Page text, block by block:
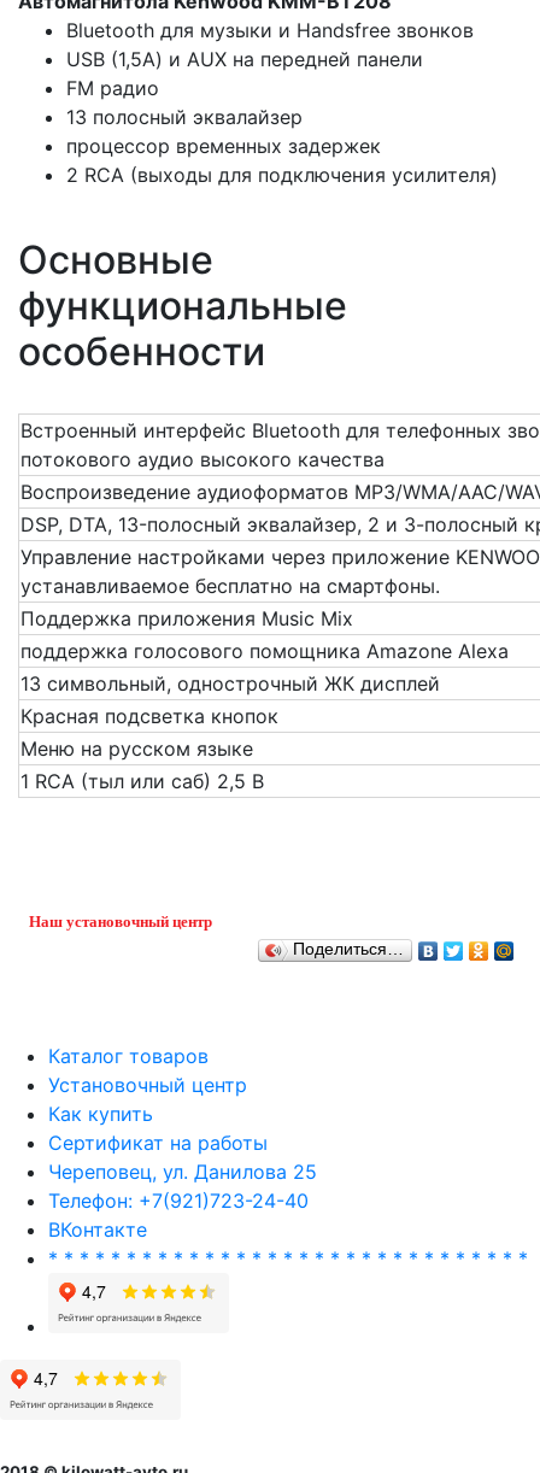
Bluetooth для музыки и Handsfree звонков
USB (1,5А) и AUX на передней панели
FM радио
13 полосный эквалайзер
процессор временных задержек
2 RCA (выходы для подключения усилителя)
Основные
функциональные
особенности
Встроенный интерфейс Bluetooth для телефонных
потокового аудио высокого качества
Воспроизведение аудиоформатов MP3/WMA/AAC/
DSP, DTA, 13-полосный эквалайзер, 2 и 3-полосный
Управление настройками через приложение
устанавливаемое бесплатно на смартфоны.
Поддержка приложения Music Mix
поддержка голосового помощника Amazone Alexa
13 символьный, однострочный ЖК дисплей
Красная подсветка кнопок
Меню на русском языке
1 RCA (тыл или саб) 2,5 В
Наш установочный центр
Поделиться…
Каталог товаров
Установочный центр
Как купить
Сертификат на работы
Череповец, ул. Данилова 25
Телефон: +7(921)723-24-40
ВКонтакте
* * * * * * * * * * * * * * * * * * * * * * * * * * * * * * *